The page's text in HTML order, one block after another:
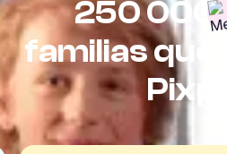
250 000
familias que